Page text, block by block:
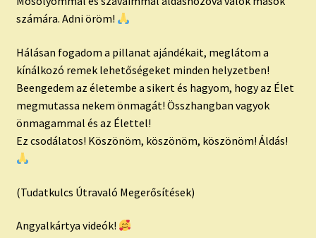
számára. Adni öröm!
Hálásan fogadom a pillanat ajándékait, meglátom a
kínálkozó remek lehetőségeket minden helyzetben!
Beengedem az életembe a sikert és hagyom, hogy az Élet
megmutassa nekem önmagát! Összhangban vagyok
önmagammal és az Élettel!
Ez csodálatos! Köszönöm, köszönöm, köszönöm! Áldás!
(Tudatkulcs Útravaló Megerősítések)
Angyalkártya videók!